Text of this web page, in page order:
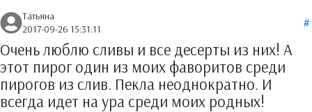
Татьяна
2017-09-26 15:31:11
Очень люблю сливы и все десерты из них! А
этот пирог один из моих фаворитов среди
пирогов из слив. Пекла неоднократно. И
всегда идет на ура среди моих родных!